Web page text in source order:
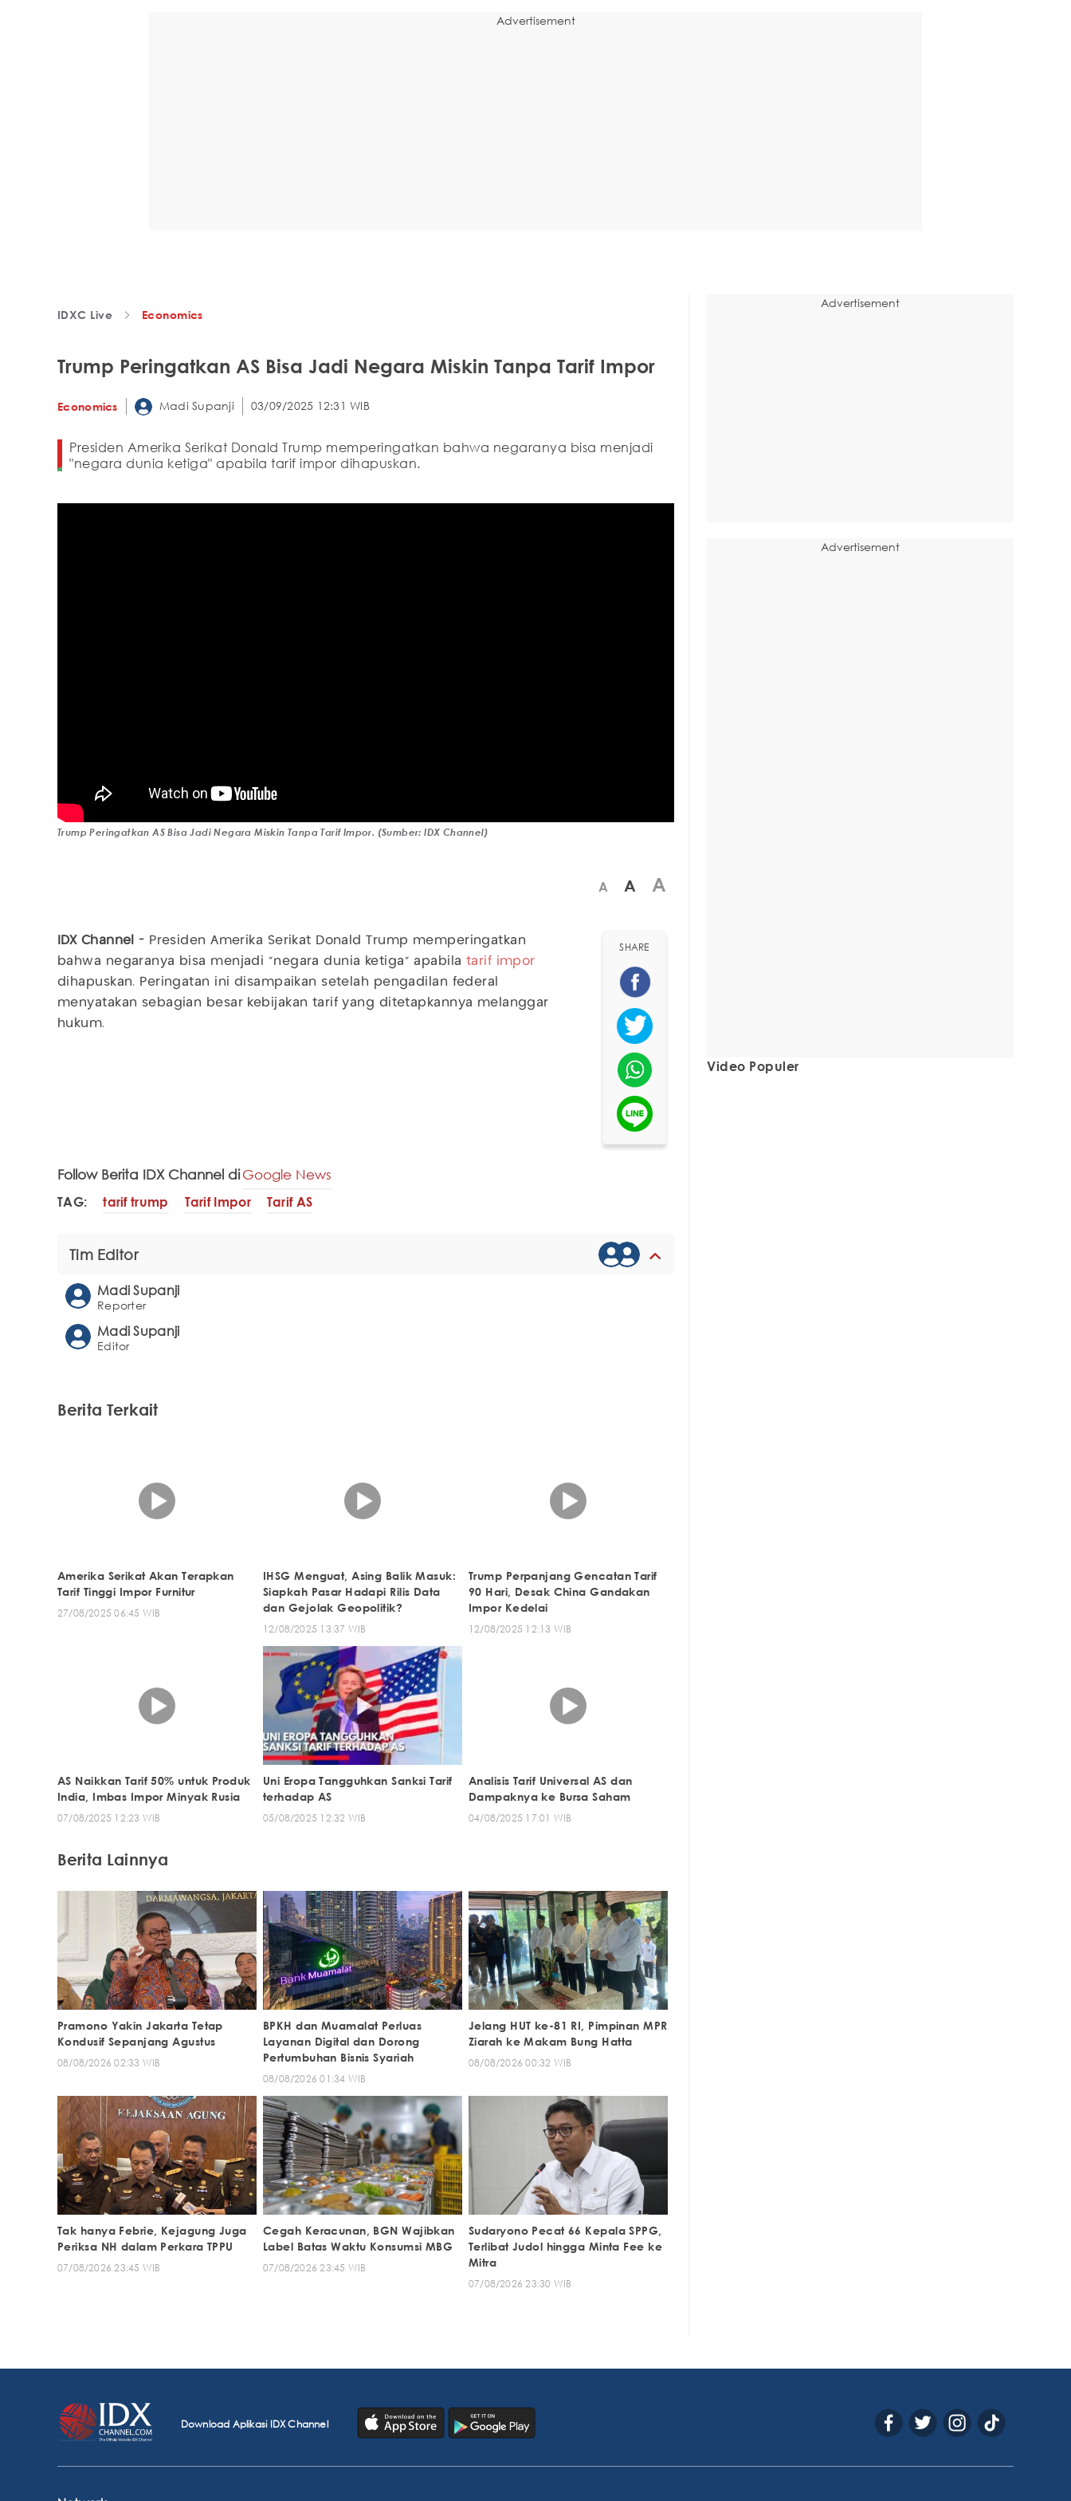
Advertisement
IDXC Live Economics
Trump Peringatkan AS Bisa Jadi Negara Miskin Tanpa Tarif Impor
Economics Madi Supanji 03/09/2025 12:31 WIB
Presiden Amerika Serikat Donald Trump memperingatkan bahwa negaranya bisa menjadi
"negara dunia ketiga" apabila tarif impor dihapuskan.
Trump Peringatkan AS Bisa Jadi Negara Miskin Tanpa Tarif Impor. (Sumber: IDX Channel)
A A A
IDX Channel - Presiden Amerika Serikat Donald Trump memperingatkan
bahwa negaranya bisa menjadi "negara dunia ketiga" apabila tarif impor
dihapuskan. Peringatan ini disampaikan setelah pengadilan federal
menyatakan sebagian besar kebijakan tarif yang ditetapkannya melanggar
hukum.
SHARE
Follow Berita IDX Channel diGoogle News
TAG: tarif trump Tarif Impor Tarif AS
Tim Editor
Madi Supanji
Reporter
Madi Supanji
Editor
Berita Terkait
Amerika Serikat Akan Terapkan
Tarif Tinggi Impor Furnitur
27/08/2025 06:45 WIB
IHSG Menguat, Asing Balik Masuk:
Siapkah Pasar Hadapi Rilis Data
dan Gejolak Geopolitik?
12/08/2025 13:37 WIB
Trump Perpanjang Gencatan Tarif
90 Hari, Desak China Gandakan
Impor Kedelai
12/08/2025 12:13 WIB
AS Naikkan Tarif 50% untuk Produk
India, Imbas Impor Minyak Rusia
07/08/2025 12:23 WIB
Uni Eropa Tangguhkan Sanksi Tarif
terhadap AS
05/08/2025 12:32 WIB
Analisis Tarif Universal AS dan
Dampaknya ke Bursa Saham
04/08/2025 17:01 WIB
Berita Lainnya
Pramono Yakin Jakarta Tetap
Kondusif Sepanjang Agustus
08/08/2026 02:33 WIB
BPKH dan Muamalat Perluas
Layanan Digital dan Dorong
Pertumbuhan Bisnis Syariah
08/08/2026 01:34 WIB
Jelang HUT ke-81 RI, Pimpinan MPR
Ziarah ke Makam Bung Hatta
08/08/2026 00:32 WIB
Tak hanya Febrie, Kejagung Juga
Periksa NH dalam Perkara TPPU
07/08/2026 23:45 WIB
Cegah Keracunan, BGN Wajibkan
Label Batas Waktu Konsumsi MBG
07/08/2026 23:45 WIB
Sudaryono Pecat 66 Kepala SPPG,
Terlibat Judol hingga Minta Fee ke
Mitra
07/08/2026 23:30 WIB
Advertisement
Advertisement
Video Populer
Download Aplikasi IDX Channel